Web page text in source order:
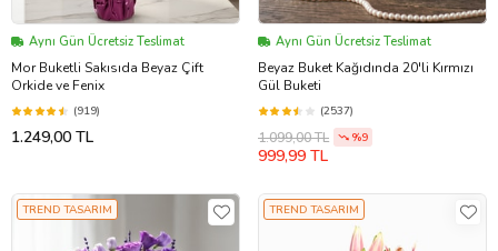
Aynı Gün Ücretsiz Teslimat
Mor Buketli Sakısıda Beyaz Çift
Orkide ve Fenix
(919)
1.249,00 TL
Aynı Gün Ücretsiz Teslimat
Beyaz Buket Kağıdında 20'li Kırmızı
Gül Buketi
(2537)
1.099,00 TL %9
999,99 TL
TREND TASARIM TREND TASARIM